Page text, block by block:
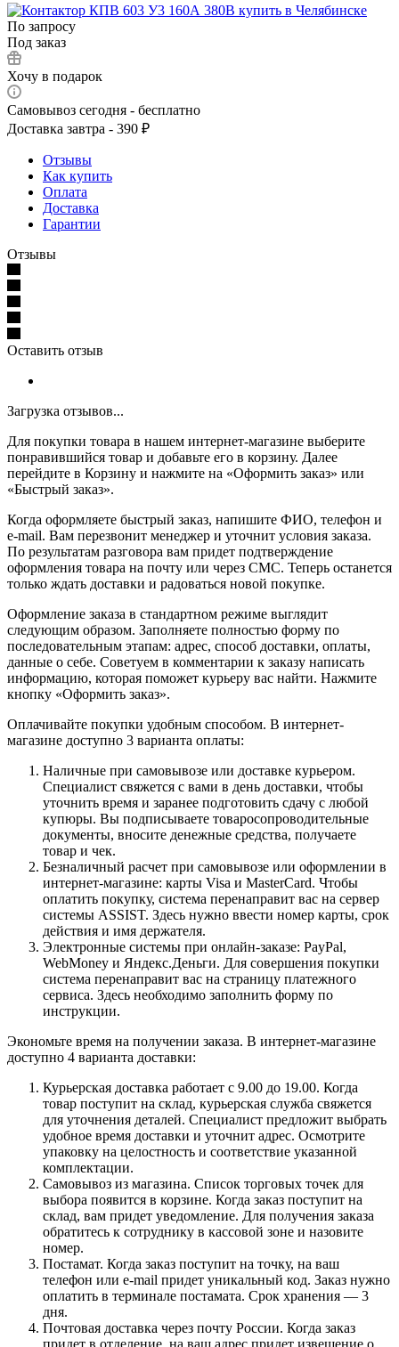
По запросу
Под заказ
Хочу в подарок
Самовывоз сегодня - бесплатно
Доставка завтра - 390 ₽
Отзывы
Как купить
Оплата
Доставка
Гарантии
Отзывы
Оставить отзыв
Загрузка отзывов...
Для покупки товара в нашем интернет-магазине выберите
понравившийся товар и добавьте его в корзину. Далее
перейдите в Корзину и нажмите на «Оформить заказ» или
«Быстрый заказ».
Когда оформляете быстрый заказ, напишите ФИО, телефон и
e-mail. Вам перезвонит менеджер и уточнит условия заказа.
По результатам разговора вам придет подтверждение
оформления товара на почту или через СМС. Теперь останется
только ждать доставки и радоваться новой покупке.
Оформление заказа в стандартном режиме выглядит
следующим образом. Заполняете полностью форму по
последовательным этапам: адрес, способ доставки, оплаты,
данные о себе. Советуем в комментарии к заказу написать
информацию, которая поможет курьеру вас найти. Нажмите
кнопку «Оформить заказ».
Оплачивайте покупки удобным способом. В интернет-
магазине доступно 3 варианта оплаты:
Наличные при самовывозе или доставке курьером.
Специалист свяжется с вами в день доставки, чтобы
уточнить время и заранее подготовить сдачу с любой
купюры. Вы подписываете товаросопроводительные
документы, вносите денежные средства, получаете
товар и чек.
Безналичный расчет при самовывозе или оформлении в
интернет-магазине: карты Visa и MasterCard. Чтобы
оплатить покупку, система перенаправит вас на сервер
системы ASSIST. Здесь нужно ввести номер карты, срок
действия и имя держателя.
Электронные системы при онлайн-заказе: PayPal,
WebMoney и Яндекс.Деньги. Для совершения покупки
система перенаправит вас на страницу платежного
сервиса. Здесь необходимо заполнить форму по
инструкции.
Экономьте время на получении заказа. В интернет-магазине
доступно 4 варианта доставки:
Курьерская доставка работает с 9.00 до 19.00. Когда
товар поступит на склад, курьерская служба свяжется
для уточнения деталей. Специалист предложит выбрать
удобное время доставки и уточнит адрес. Осмотрите
упаковку на целостность и соответствие указанной
комплектации.
Самовывоз из магазина. Список торговых точек для
выбора появится в корзине. Когда заказ поступит на
склад, вам придет уведомление. Для получения заказа
обратитесь к сотруднику в кассовой зоне и назовите
номер.
Постамат. Когда заказ поступит на точку, на ваш
телефон или e-mail придет уникальный код. Заказ нужно
оплатить в терминале постамата. Срок хранения — 3
дня.
Почтовая доставка через почту России. Когда заказ
придет в отделение, на ваш адрес придет извещение о